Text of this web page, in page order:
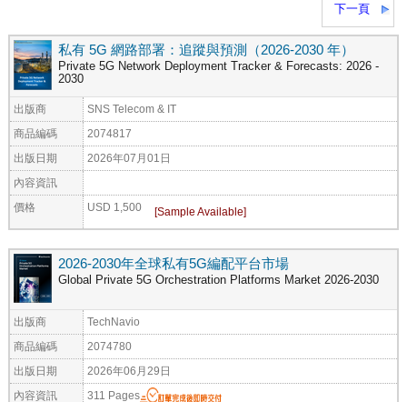
下一頁
私有 5G 網路部署：追蹤與預測（2026-2030 年）
Private 5G Network Deployment Tracker & Forecasts: 2026 -
2030
出版商 SNS Telecom & IT
商品編碼 2074817
出版日期 2026年07月01日
內容資訊
價格 USD 1,500
2026-2030年全球私有5G編配平台市場
Global Private 5G Orchestration Platforms Market 2026-2030
出版商 TechNavio
商品編碼 2074780
出版日期 2026年06月29日
內容資訊 311 Pages